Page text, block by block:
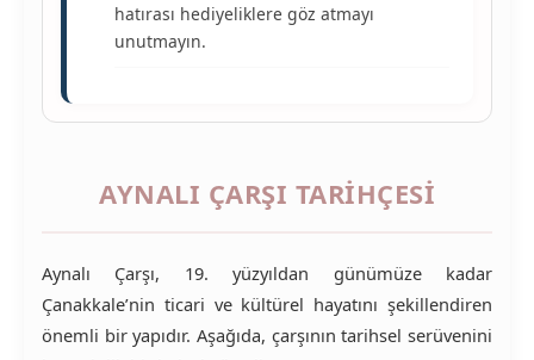
hatırası hediyeliklere göz atmayı
unutmayın.
AYNALI ÇARŞI TARIHÇESI
Aynalı Çarşı, 19. yüzyıldan günümüze kadar
Çanakkale’nin ticari ve kültürel hayatını şekillendiren
önemli bir yapıdır. Aşağıda, çarşının tarihsel serüvenini